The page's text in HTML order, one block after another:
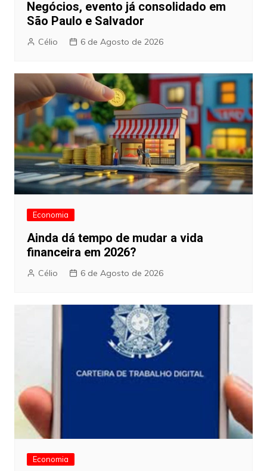
Negócios, evento já consolidado em
São Paulo e Salvador
Célio 6 de Agosto de 2026
Economia
Ainda dá tempo de mudar a vida
financeira em 2026?
Célio 6 de Agosto de 2026
Economia